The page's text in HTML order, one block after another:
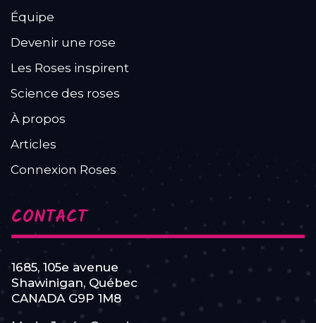
Équipe
Devenir une rose
Les Roses inspirent
Science des roses
À propos
Articles
Connexion Roses
CONTACT
1685, 105e avenue
Shawinigan, Québec
CANADA G9P 1M8